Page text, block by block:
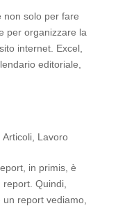
non solo per fare
per organizzare la
internet. Excel,
editoriale,
Articoli, Lavoro
in primis, è
Quindi,
report vediamo,